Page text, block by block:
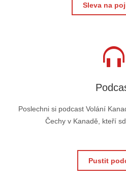
Sleva na
Poslechni si podcast Volání
Čechy v Kanadě, kteří
Pustit